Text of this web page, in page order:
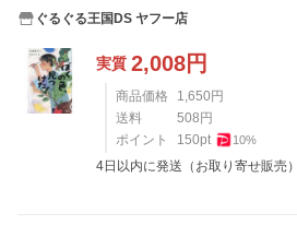
ぐるぐる王国DS ヤフー店
実質 2,008円
商品価格 1,650 円
送料
508 円
ポイント
150pt 10%
4日以内に発送（お取り寄せ販売